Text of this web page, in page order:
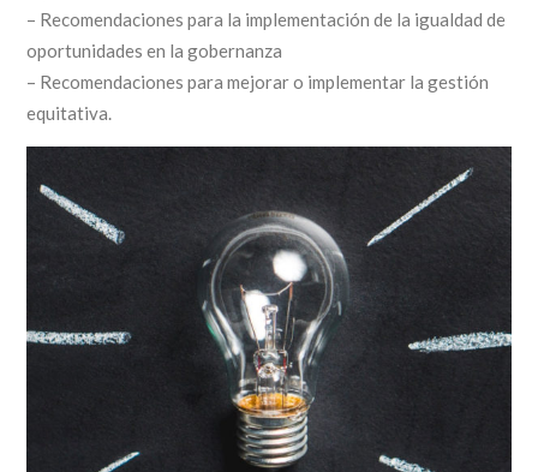
– Recomendaciones para la implementación de la igualdad de
oportunidades en la gobernanza
– Recomendaciones para mejorar o implementar la gestión
equitativa.